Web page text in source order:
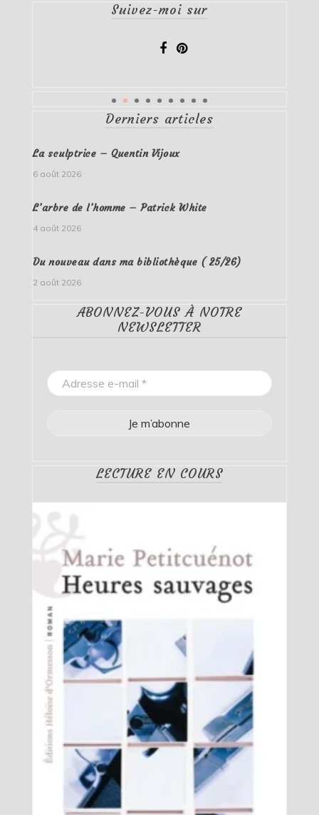
Suivez-moi sur
Derniers articles
La sculptrice – Quentin Vijoux
6 août 2026
L’arbre de l’homme – Patrick White
4 août 2026
Du nouveau dans ma bibliothèque ( 25/26)
2 août 2026
ABONNEZ-VOUS À NOTRE
NEWSLETTER
LECTURE EN COURS